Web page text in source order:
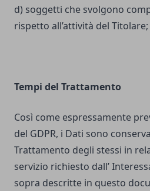
d) soggetti che svolgono
rispetto all’attività del Titolare;
Tempi del Trattamento
Così come espressamente
del GDPR, i Dati sono
Trattamento degli stessi in
servizio richiesto dall’
sopra descritte in questo